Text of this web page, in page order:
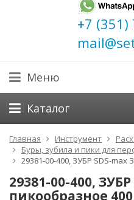
+7 (351)
Меню
Каталог
Главная Инструмент
Буры, зубила и пики для
29381-00-400, ЗУБР SDS-
29381-00-400,
пикообразное